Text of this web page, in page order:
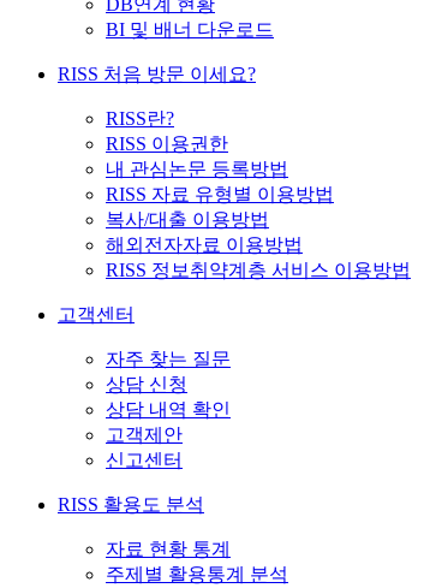
DB연계 현황
BI 및 배너 다운로드
RISS 처음 방문 이세요?
RISS란?
RISS 이용권한
내 관심논문 등록방법
RISS 자료 유형별 이용방법
복사/대출 이용방법
해외전자자료 이용방법
RISS 정보취약계층 서비스 이용방법
고객센터
자주 찾는 질문
상담 신청
상담 내역 확인
고객제안
신고센터
RISS 활용도 분석
자료 현황 통계
주제별 활용통계 분석